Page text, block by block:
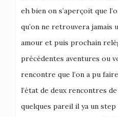
eh bien on s’aperçoit que
qu’on ne retrouvera jamais
amour et puis prochain
précédentes aventures ou
rencontre que l’on a pu
l’état de deux rencontres
quelques pareil il ya un step